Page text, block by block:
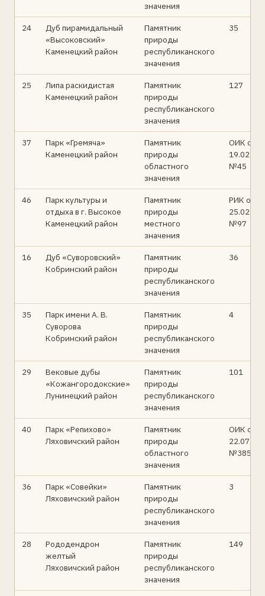
значения
24
Дуб пирамидальный
«Высоковский»
Каменецкий район
Памятник
природы
республиканского
значения
35
25
Липа раскидистая
Каменецкий район
Памятник
природы
республиканского
значения
127
37
Парк «Гремяча»
Каменецкий район
Памятник
природы
областного
значения
ОИК от
19.02.90
№45
46
Парк культуры и
отдыха в г. Высокое
Каменецкий район
Памятник
природы
местного
значения
РИК от
№97
16
Дуб «Суворовский»
Кобринский район
Памятник
природы
республиканского
значения
36
35
Парк имени А. В.
Суворова
Кобринский район
Памятник
природы
республиканского
значения
4
29
Вековые дубы
«Кожангородокские»
Лунинецкий район
Памятник
природы
республиканского
значения
101
40
Парк «Репихово»
Ляховичский район
Памятник
природы
областного
значения
ОИК от
№385
36
Парк «Совейки»
Ляховичский район
Памятник
природы
республиканского
значения
3
28
Рододендрон
желтый
Ляховичский район
Памятник
природы
республиканского
значения
149